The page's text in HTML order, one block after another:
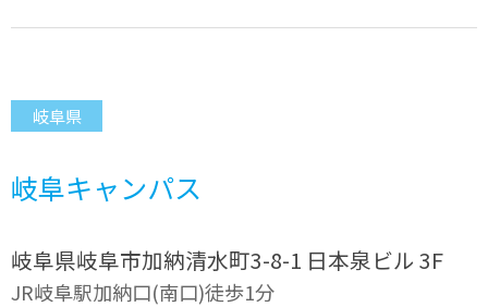
岐阜県
岐阜キャンパス
岐阜県岐阜市加納清水町3-8-1 日本泉ビル 3F
JR岐阜駅加納口(南口)徒歩1分